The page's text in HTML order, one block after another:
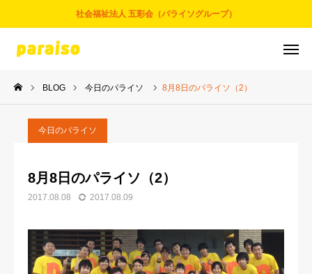
社会福祉法人 五彩会（パライソグループ）
BLOG 今日のパライソ 8月8日のパライソ（2）
今日のパライソ
8月8日のパライソ（2）
2017.08.08 2017.08.09
お問合せ サービスについて
アクセス
事業とサービス
お知らせ
パライソブログ